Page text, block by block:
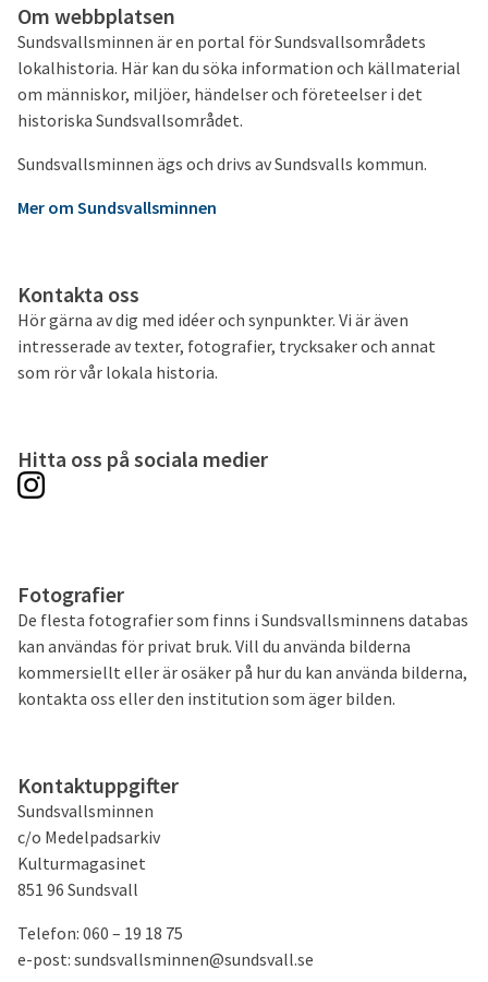
Om webbplatsen
Sundsvallsminnen är en portal för Sundsvallsområdets
lokalhistoria. Här kan du söka information och källmaterial
om människor, miljöer, händelser och företeelser i det
historiska Sundsvallsområdet.
Sundsvallsminnen ägs och drivs av Sundsvalls kommun.
Mer om Sundsvallsminnen
Kontakta oss
Hör gärna av dig med idéer och synpunkter. Vi är även
intresserade av texter, fotografier, trycksaker och annat
som rör vår lokala historia.
Hitta oss på sociala medier
Fotografier
De flesta fotografier som finns i Sundsvallsminnens databas
kan användas för privat bruk. Vill du använda bilderna
kommersiellt eller är osäker på hur du kan använda bilderna,
kontakta oss eller den institution som äger bilden.
Kontaktuppgifter
Sundsvallsminnen
c/o Medelpadsarkiv
Kulturmagasinet
851 96 Sundsvall
Telefon: 060 – 19 18 75
e-post: sundsvallsminnen@sundsvall.se